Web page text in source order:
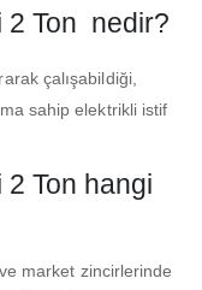
2 Ton nedir?
çalışabildiği,
sahip elektrikli istif
Ton hangi
market zincirlerinde